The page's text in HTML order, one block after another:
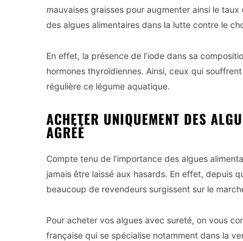
mauvaises graisses pour augmenter ainsi le
des algues alimentaires dans la lutte contre le
En effet, la présence de l’iode dans sa
hormones thyroïdiennes. Ainsi, ceux qui
régulière ce légume aquatique.
ACHETER UNIQUEMENT DES
AGRÉÉ
Compte tenu de l’importance des algues
jamais être laissé aux hasards. En effet, depuis
beaucoup de revendeurs surgissent sur le
Pour acheter vos algues avec sureté, on vous
française qui se spécialise notamment dans la